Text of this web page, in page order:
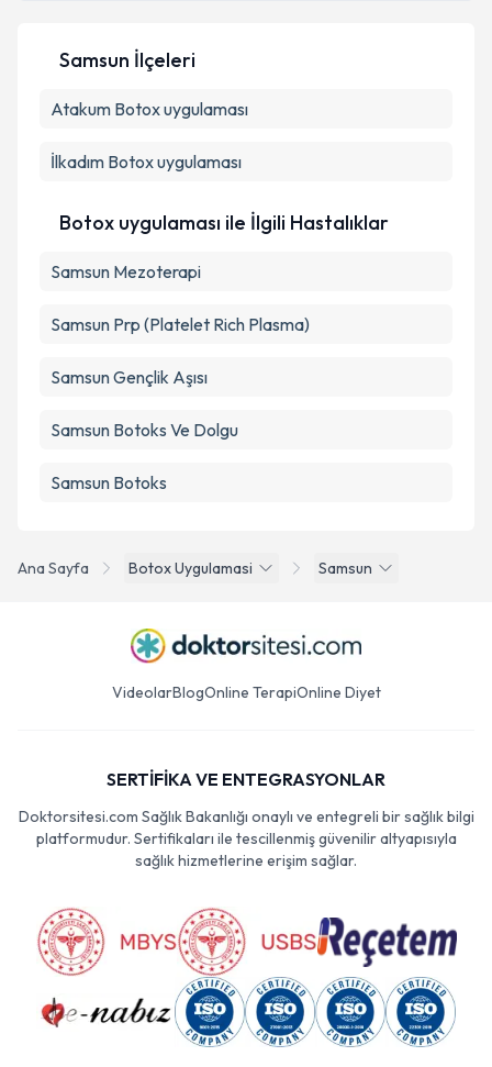
Metni'ni okudum ve kişisel verilerimin belirtilen
Ana Sayfa Botox Uygulamasi Samsun
Samsun İlçeleri
Atakum Botox uygulaması
İlkadım Botox uygulaması
Botox uygulaması ile İlgili Hastalıklar
Samsun Mezoterapi
Samsun Prp (Platelet Rich Plasma)
Samsun Gençlik Aşısı
Samsun Botoks Ve Dolgu
Samsun Botoks
VideolarBlogOnline TerapiOnline Diyet
SERTİFİKA VE ENTEGRASYONLAR
Doktorsitesi.com Sağlık Bakanlığı onaylı ve entegreli bir sağlık bilgi
platformudur. Sertifikaları ile tescillenmiş güvenilir altyapısıyla
sağlık hizmetlerine erişim sağlar.